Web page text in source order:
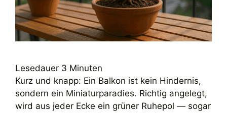
Lesedauer 3 Minuten
Kurz und knapp: Ein Balkon ist kein Hindernis,
sondern ein Miniaturparadies. Richtig angelegt,
wird aus jeder Ecke ein grüner Ruhepol — sogar